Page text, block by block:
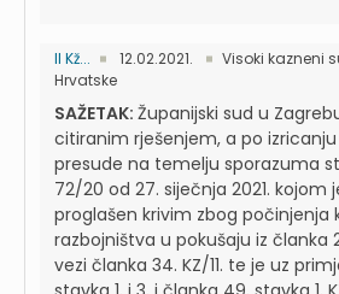
II Kž... 12.02.2021.
Visoki kazneni
Hrvatske
SAŽETAK: Županijski sud u
citiranim rješenjem, a po
presude na temelju sporazuma
72/20 od 27. siječnja 2021. kojom
proglašen krivim zbog počinjenja
razbojništva u pokušaju iz članka
vezi članka 34. KZ/11. te je uz